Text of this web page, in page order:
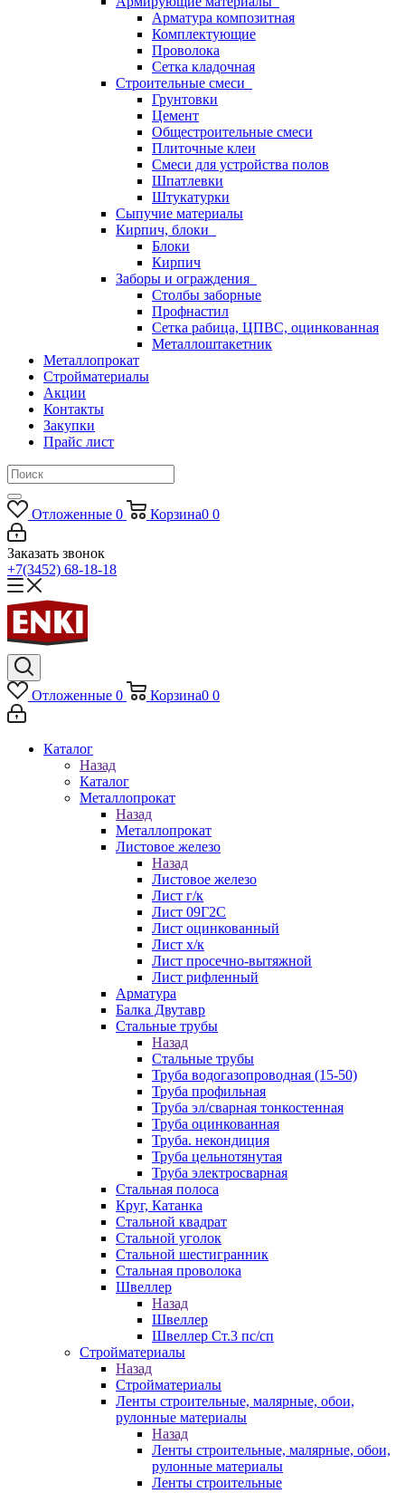
Арматура композитная
Комплектующие
Проволока
Сетка кладочная
Строительные смеси
Грунтовки
Цемент
Общестроительные смеси
Плиточные клеи
Смеси для устройства полов
Шпатлевки
Штукатурки
Сыпучие материалы
Кирпич, блоки
Блоки
Кирпич
Заборы и ограждения
Столбы заборные
Профнастил
Сетка рабица, ЦПВС, оцинкованная
Металлоштакетник
Металлопрокат
Стройматериалы
Акции
Контакты
Закупки
Прайс лист
Отложенные 0 Корзина0 0
Заказать звонок
+7(3452) 68-18-18
Отложенные 0 Корзина0 0
Каталог
Назад
Каталог
Металлопрокат
Назад
Металлопрокат
Листовое железо
Назад
Листовое железо
Лист г/к
Лист 09Г2С
Лист оцинкованный
Лист х/к
Лист просечно-вытяжной
Лист рифленный
Арматура
Балка Двутавр
Стальные трубы
Назад
Стальные трубы
Труба водогазопроводная (15-50)
Труба профильная
Труба эл/сварная тонкостенная
Труба оцинкованная
Труба. некондиция
Труба цельнотянутая
Труба электросварная
Стальная полоса
Круг, Катанка
Стальной квадрат
Стальной уголок
Стальной шестигранник
Стальная проволока
Швеллер
Назад
Швеллер
Швеллер Ст.3 пс/сп
Стройматериалы
Назад
Стройматериалы
Ленты строительные, малярные, обои,
рулонные материалы
Назад
Ленты строительные, малярные, обои,
рулонные материалы
Ленты строительные